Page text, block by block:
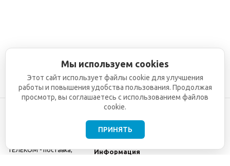
ТЕЛЕКОМ - поставка,
Информация
Мы используем cookies
Этот сайт использует файлы cookie для улучшения
работы и повышения удобства пользования. Продолжая
просмотр, вы соглашаетесь с использованием файлов
cookie.
ПРИНЯТЬ